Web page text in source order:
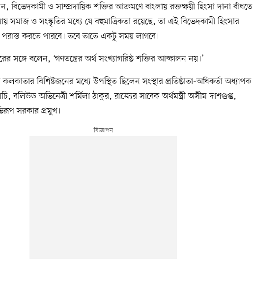
বিভেদকামী ও সাম্প্রদায়িক শক্তির আক্রমণে বাংলায় রক্তক্ষয়ী হিংসা দানা বাঁধতে
সমাজ ও সংস্কৃতির মধ্যে যে বহুমাত্রিকতা রয়েছে, তা এই বিভেদকামী হিংসার
করতে পারবে। তবে তাতে একটু সময় লাগবে।
সঙ্গে বলেন, ‘গণতন্ত্রের অর্থ সংখ্যাগরিষ্ঠ শক্তির আস্ফালন নয়।’
বিশিষ্টজনের মধ্যে উপস্থিত ছিলেন সংস্থার প্রতিষ্ঠাতা-অধিকর্তা অধ্যাপক
বলিউড অভিনেত্রী শর্মিলা ঠাকুর, রাজ্যের সাবেক অর্থমন্ত্রী অসীম দাশগুপ্ত,
সরকার প্রমুখ।